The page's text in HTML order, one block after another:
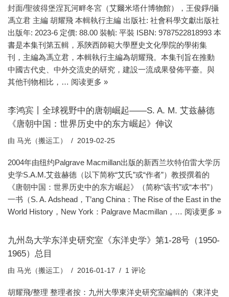
封面/聖彼得堡涅瓦河畔冬宮（艾爾米塔什博物館），王俊錚/攝
馮立君 主編 胡耀飛 本輯執行主編 出版社: 社會科學文獻出版社
出版年: 2023-6 定價: 88.00 裝幀: 平裝 ISBN: 9787522818993 本
書是本集刊第五輯，系陝西師範大學歷史文化學院的學術集
刊，主編為馮立君，本輯執行主編為胡耀飛。本集刊旨在推動
中國古代史、中外交流史的研究，建設一流成果發佈平臺。與
其他刊物相比，… 阅读更多 »
李鸿宾丨全球视野中的唐朝崛起——S. A. M. 艾兹赫德
《唐朝中国：世界历史中的东方崛起》伸议
由 马光（搬运工） 2019-02-25
2004年由纽约Palgrave Macmillan出版的新西兰坎特伯雷大学历
史学S.A.M.艾兹赫德（以下简称“艾氏”或“作者”）教授撰着的
《唐朝中国：世界历史中的东方崛起》（简称“该书”或“本书”）
一书（S. A. Adshead，T’ang China：The Rise of the East in the
World History，New York：Palgrave Macmillan，… 阅读更多 »
九州岛大学东洋史研究室《东洋史学》第1-28号（1950-
1965）总目
由 马光（搬运工） 2016-01-17 1 评论
胡耀飛/整理 整理者按：九州大學東洋史研究室編輯的《東洋史